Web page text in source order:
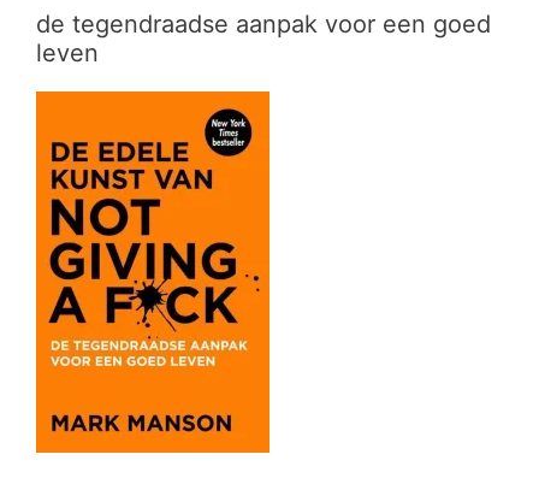
de tegendraadse aanpak voor een goed
leven